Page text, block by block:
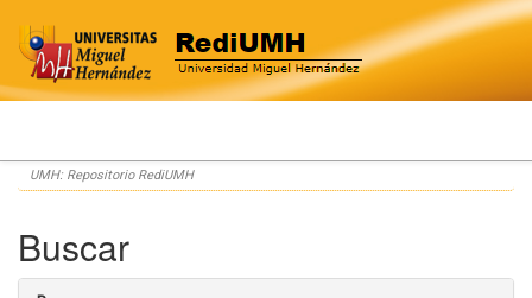
Skip
navigation
UMH: Repositorio RediUMH
Buscar